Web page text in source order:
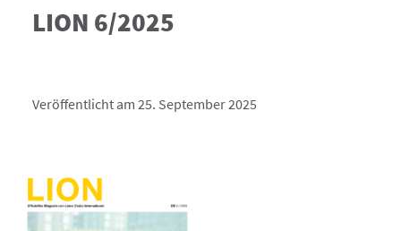
LION 6/2025
Veröffentlicht am 25. September 2025